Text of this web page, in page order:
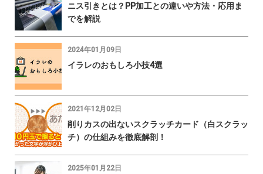
ニス引きとは？PP加工との違いや方法・応用ま
でを解説
2024年01月09日
イラレのおもしろ小技4選
2021年12月02日
削りカスの出ないスクラッチカード（白スクラッ
チ）の仕組みを徹底解剖！
2025年01月22日